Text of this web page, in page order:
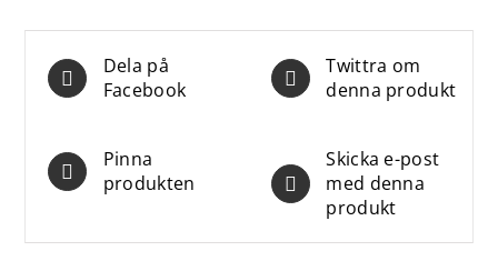
Dela på
Facebook
Twittra om
denna produkt
Pinna
produkten
Skicka e-post
med denna
produkt